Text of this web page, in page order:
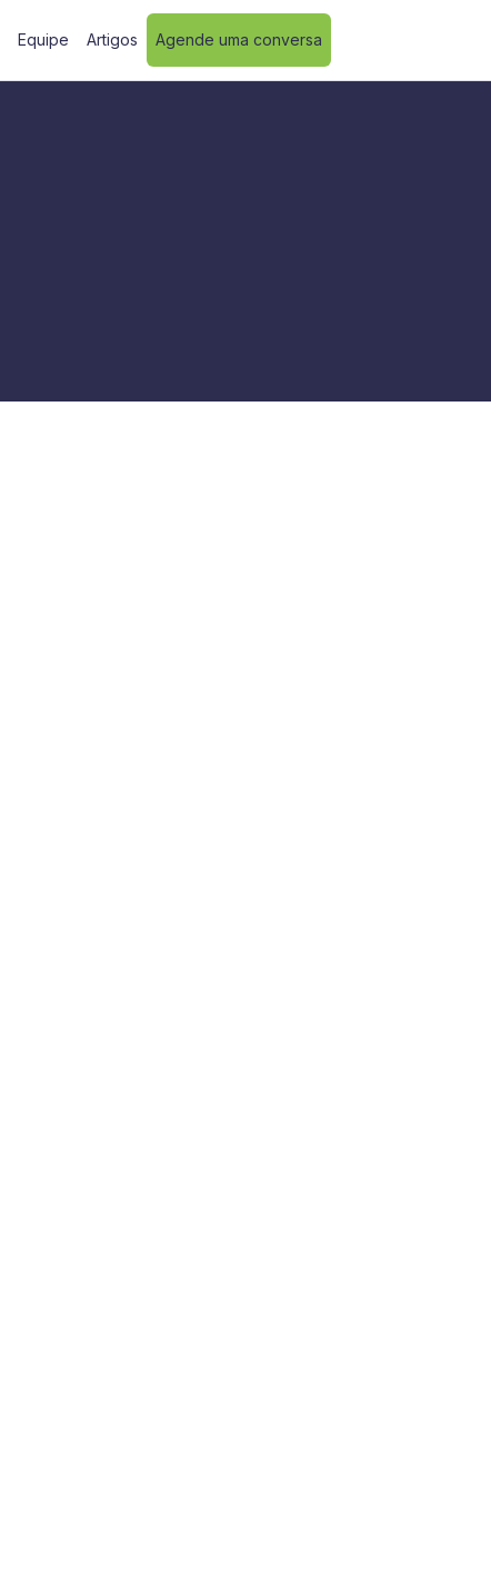
Equipe Artigos Agende uma conversa